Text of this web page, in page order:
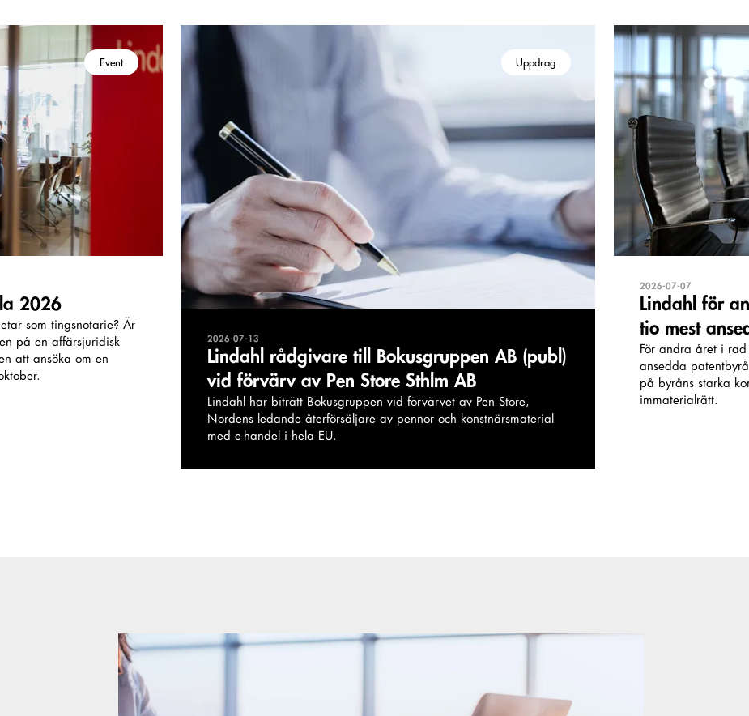
Event
2026
som tingsnotarie? Är
på en affärsjuridisk
att ansöka om en
Uppdrag
2026-07-13
Lindahl rådgivare till Bokusgruppen AB (publ)
vid förvärv av Pen Store Sthlm AB
Lindahl har biträtt Bokusgruppen vid förvärvet av Pen Store,
Nordens ledande återförsäljare av pennor och konstnärsmaterial
med e-handel i hela EU.
2026-07-07
Lindahl för
tio mest
För andra året i
ansedda
på byråns starka
immaterialrätt.